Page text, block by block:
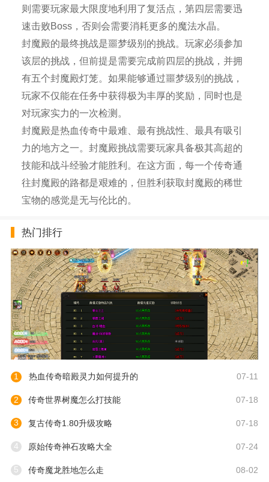
则需要玩家最大限度地利用了复活点，第四层需要迅
速击败Boss，否则会需要消耗更多的魔法水晶。
封魔殿的最终挑战是噩梦级别的挑战。玩家必须参加
该层的挑战，但前提是需要完成前四层的挑战，并拥
有五个封魔殿灯笼。如果能够通过噩梦级别的挑战，
玩家不仅能在任务中获得极为丰厚的奖励，同时也是
对玩家实力的一次检测。
封魔殿是热血传奇中最难、最有挑战性、最具有吸引
力的地方之一。封魔殿挑战需要玩家具备极其高超的
技能和战斗经验才能胜利。在这方面，每一个传奇通
往封魔殿的路都是艰难的，但胜利获取封魔殿的稀世
宝物的感觉是无与伦比的。
热门排行
1 热血传奇暗殿灵力如何提升的 07-11
2 传奇世界树魔怎么打技能 07-18
3 复古传奇1.80升级攻略 07-18
4 原始传奇神石攻略大全 07-24
5 传奇魔龙胜地怎么走 08-02